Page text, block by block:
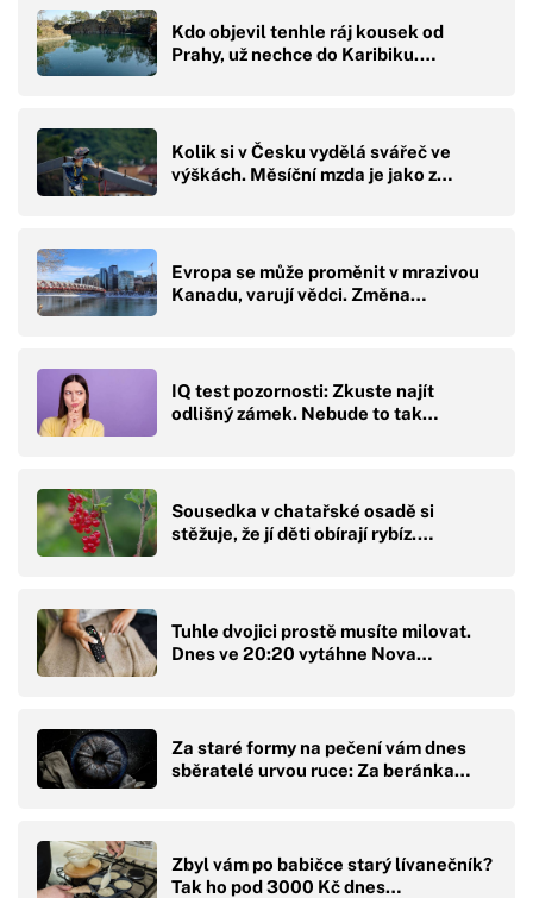
Kdo objevil tenhle ráj kousek od
Prahy, už nechce do Karibiku.…
Kolik si v Česku vydělá svářeč ve
výškách. Měsíční mzda je jako z…
Evropa se může proměnit v mrazivou
Kanadu, varují vědci. Změna…
IQ test pozornosti: Zkuste najít
odlišný zámek. Nebude to tak…
Sousedka v chatařské osadě si
stěžuje, že jí děti obírají rybíz.…
Tuhle dvojici prostě musíte milovat.
Dnes ve 20:20 vytáhne Nova…
Za staré formy na pečení vám dnes
sběratelé urvou ruce: Za beránka…
Zbyl vám po babičce starý lívanečník?
Tak ho pod 3000 Kč dnes…